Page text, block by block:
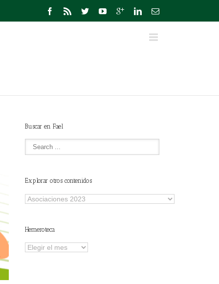
Buscar en Fael
Explorar otros contenidos
Explorar
Hemeroteca
Hemeroteca